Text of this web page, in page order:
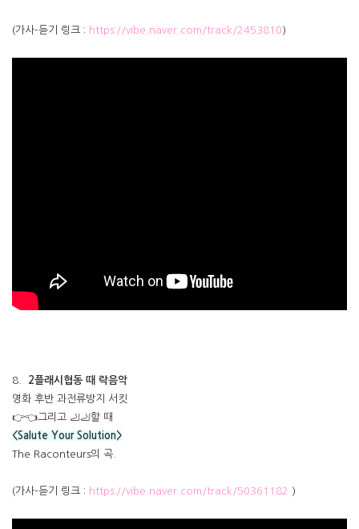
(가사-듣기 링크 : https://vibe.naver.com/track/2453810)
8.
2플래시협동 때 락음악
영화 후반 과전류방지 서킷
👉👈그리고 🦶🦶할 때
<Salute Your Solution>
The Raconteurs의 곡.
(가사-듣기 링크 : https://vibe.naver.com/track/50361182 )